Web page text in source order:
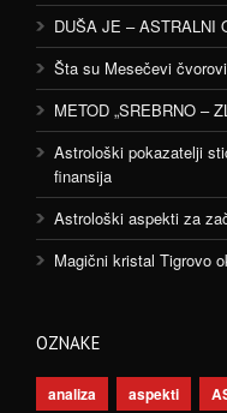
DUŠA JE – ASTRALNI
Šta su Mesečevi
METOD „SREBRNO –
Astrološki pokazatelji
finansija
Astrološki aspekti za
Magični kristal Tigrovo
OZNAKE
analiza aspekti